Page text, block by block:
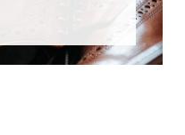
Обувь под женские